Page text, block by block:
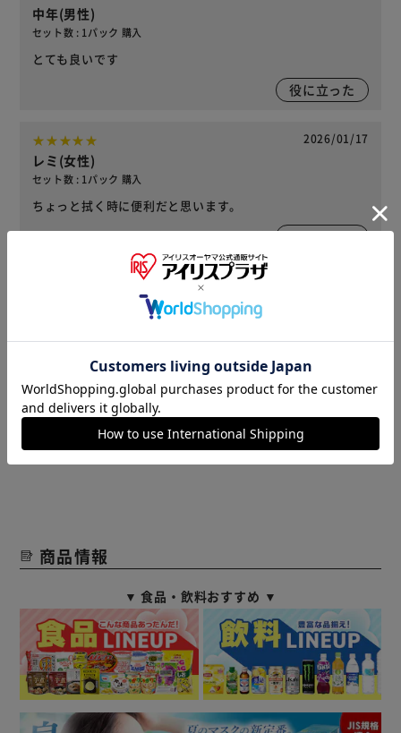
中年(男性)
セット数 : 1パック 購入
とても良いです
役に立った
2026/01/17
レミ(女性)
セット数 : 1パック 購入
ちょっと拭く時に便利だと思います。
1人が役に立ったと回答 役に立った
役に立った
レビューをもっと見る
商品情報
▼ 食品・飲料おすすめ ▼